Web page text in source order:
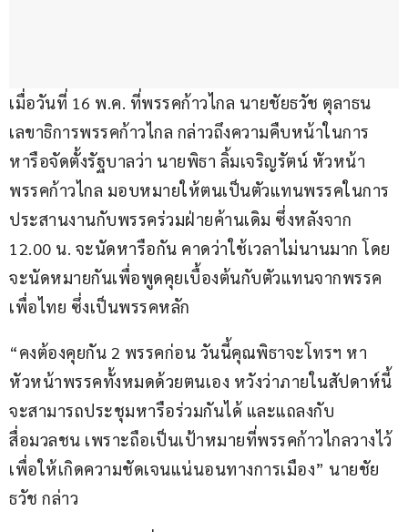
เมื่อวันที่ 16 พ.ค. ที่พรรคก้าวไกล นายชัยธวัช ตุลาธน
เลขาธิการพรรคก้าวไกล กล่าวถึงความคืบหน้าในการ
หารือจัดตั้งรัฐบาลว่า นายพิธา ลิ้มเจริญรัตน์ หัวหน้า
พรรคก้าวไกล มอบหมายให้ตนเป็นตัวแทนพรรคในการ
ประสานงานกับพรรคร่วมฝ่ายค้านเดิม ซึ่งหลังจาก
12.00 น. จะนัดหารือกัน คาดว่าใช้เวลาไม่นานมาก โดย
จะนัดหมายกันเพื่อพูดคุยเบื้องต้นกับตัวแทนจากพรรค
เพื่อไทย ซึ่งเป็นพรรคหลัก
“คงต้องคุยกัน 2 พรรคก่อน วันนี้คุณพิธาจะโทรฯ หา
หัวหน้าพรรคทั้งหมดด้วยตนเอง หวังว่าภายในสัปดาห์นี้
จะสามารถประชุมหารือร่วมกันได้ และแถลงกับ
สื่อมวลชน เพราะถือเป็นเป้าหมายที่พรรคก้าวไกลวางไว้
เพื่อให้เกิดความชัดเจนแน่นอนทางการเมือง” นายชัย
ธวัช กล่าว